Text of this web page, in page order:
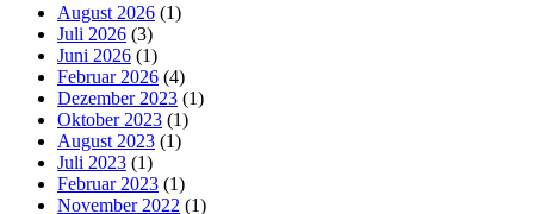
August 2026 (1)
Juli 2026 (3)
Juni 2026 (1)
Februar 2026 (4)
Dezember 2023 (1)
Oktober 2023 (1)
August 2023 (1)
Juli 2023 (1)
Februar 2023 (1)
November 2022 (1)